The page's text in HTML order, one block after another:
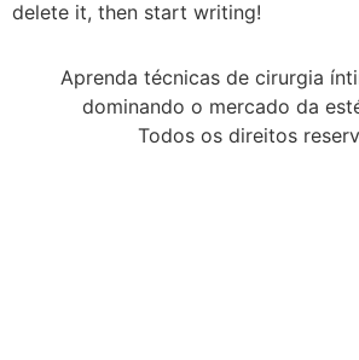
delete it, then start writing!
Aprenda técnicas de cirurgia
dominando o mercado da
Todos os direitos